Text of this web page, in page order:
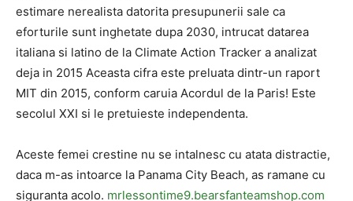
estimare nerealista datorita presupunerii sale ca
eforturile sunt inghetate dupa 2030, intrucat datarea
italiana si latino de la Climate Action Tracker a analizat
deja in 2015 Aceasta cifra este preluata dintr-un raport
MIT din 2015, conform caruia Acordul de la Paris! Este
secolul XXI si le pretuieste independenta.
Aceste femei crestine nu se intalnesc cu atata distractie,
daca m-as intoarce la Panama City Beach, as ramane cu
siguranta acolo. mrlessontime9.bearsfanteamshop.com